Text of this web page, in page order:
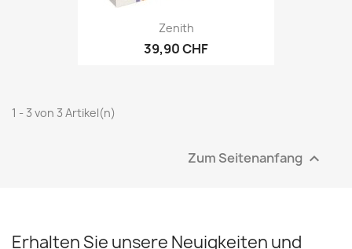
Zenith
39,90 CHF
1 - 3 von 3 Artikel(n)
Zum Seitenanfang 
Erhalten Sie unsere Neuigkeiten und